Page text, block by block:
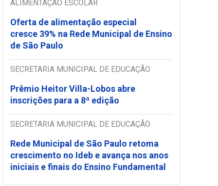
ALIMENTAÇÃO ESCOLAR
Oferta de alimentação especial
cresce 39% na Rede Municipal de Ensino
de São Paulo
SECRETARIA MUNICIPAL DE EDUCAÇÃO
Prêmio Heitor Villa-Lobos abre
inscrições para a 8ª edição
SECRETARIA MUNICIPAL DE EDUCAÇÃO
Rede Municipal de São Paulo retoma
crescimento no Ideb e avança nos anos
iniciais e finais do Ensino Fundamental